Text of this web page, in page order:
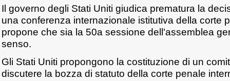
Il governo degli Stati Uniti giudica prematura la
una conferenza internazionale istitutiva della corte
propone che sia la 50a sessione dell'assemblea
senso.
Gli Stati Uniti propongono la costituzione di un
discutere la bozza di statuto della corte penale